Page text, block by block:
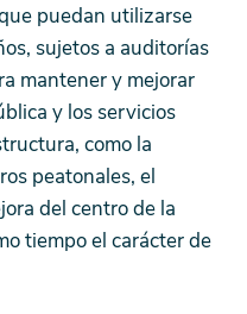
puedan utilizarse
sujetos a auditorías
mantener y mejorar
y los servicios
como la
peatonales, el
del centro de la
tiempo el carácter de